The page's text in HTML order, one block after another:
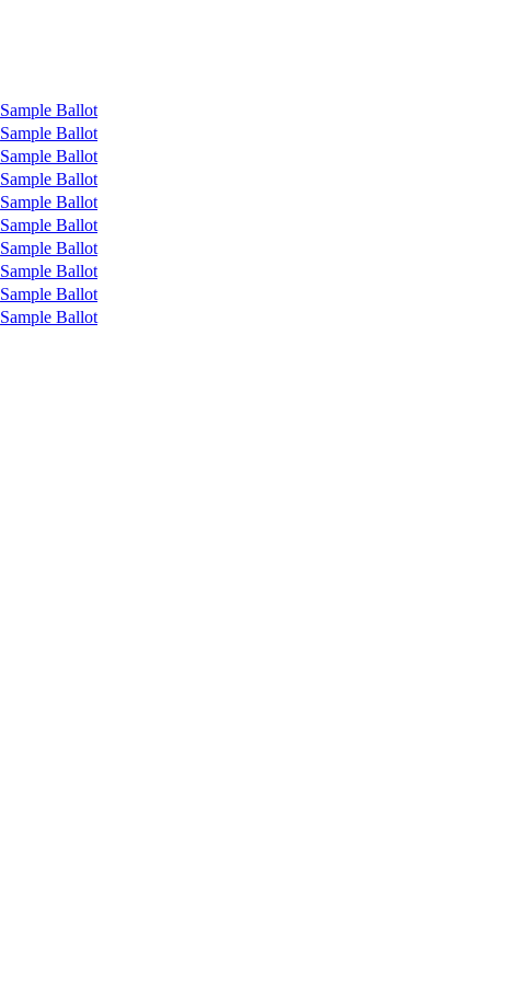
Sample Ballot
Sample Ballot
Sample Ballot
Sample Ballot
Sample Ballot
Sample Ballot
Sample Ballot
Sample Ballot
Sample Ballot
Sample Ballot